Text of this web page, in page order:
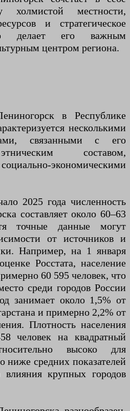
холмистой местности,
и стратегическое
делает его важным
центром региона.
в Республике
несколькими
связанными с его
составом,
экономическими
2025 года численность
составляет около 60–63
точные данные могут
от источников и
Например, на 1 января
Росстата, население
60 595 человек, что
среди городов России
занимает около 1,5% от
и примерно 2,2% от
Плотность населения
человек на квадратный
высоко для
ниже средних показателей
влияния крупных городов